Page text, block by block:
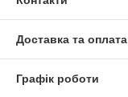
Доставка та оплата
Графік роботи